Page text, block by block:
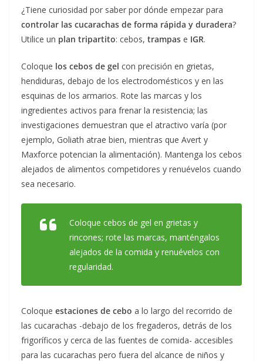
¿Tiene curiosidad por saber por dónde empezar para
controlar las cucarachas de forma rápida y duradera?
Utilice un plan tripartito: cebos, trampas e IGR.
Coloque los cebos de gel con precisión en grietas,
hendiduras, debajo de los electrodomésticos y en las
esquinas de los armarios. Rote las marcas y los
ingredientes activos para frenar la resistencia; las
investigaciones demuestran que el atractivo varía (por
ejemplo, Goliath atrae bien, mientras que Avert y
Maxforce potencian la alimentación). Mantenga los cebos
alejados de alimentos competidores y renuévelos cuando
sea necesario.
Coloque cebos de gel en grietas y
rincones; rote las marcas, manténgalos
alejados de la comida y renuévelos con
regularidad.
Coloque estaciones de cebo a lo largo del recorrido de
las cucarachas -debajo de los fregaderos, detrás de los
frigoríficos y cerca de las fuentes de comida- accesibles
para las cucarachas pero fuera del alcance de niños y